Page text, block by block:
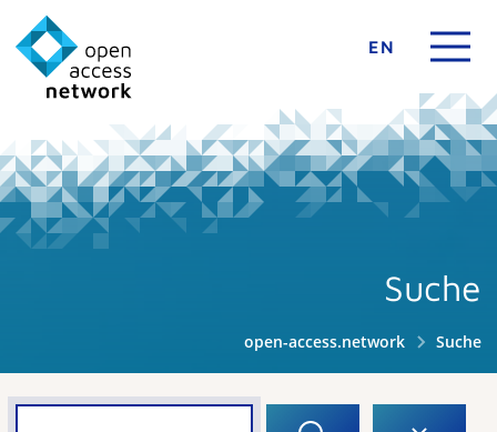
EN
Suche
open-access.network Suche